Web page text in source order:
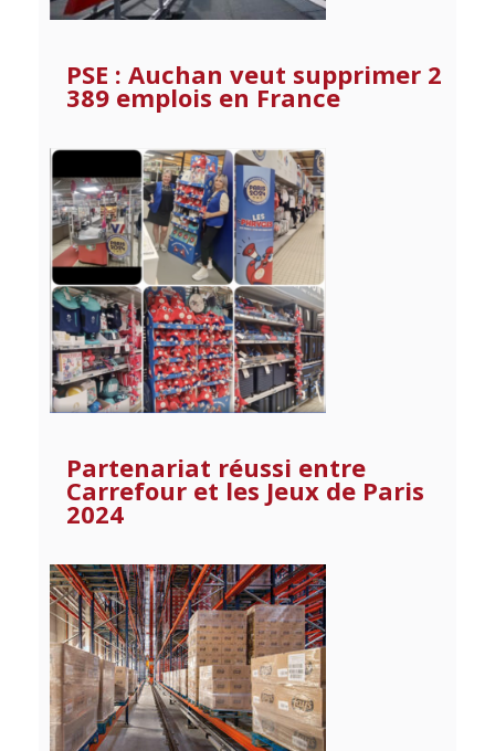
PSE : Auchan veut supprimer 2
389 emplois en France
Partenariat réussi entre
Carrefour et les Jeux de Paris
2024